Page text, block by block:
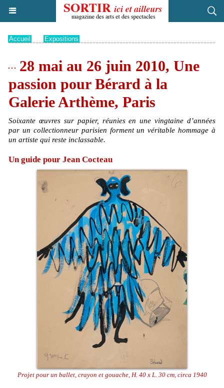
Accueil Expositions
28 mai au 26 juin 2010, Une
passion pour Bérard à la
Galerie Arthème, Paris
Soixante œuvres sur papier, réunies en une vingtaine d’années
par un collectionneur parisien forment un véritable hommage à
un artiste qui reste inclassable.
Un guide pour Jean Cocteau
Projet pour un ballet, crayon et gouache, H. 40 x L. 30 cm, circa 1940